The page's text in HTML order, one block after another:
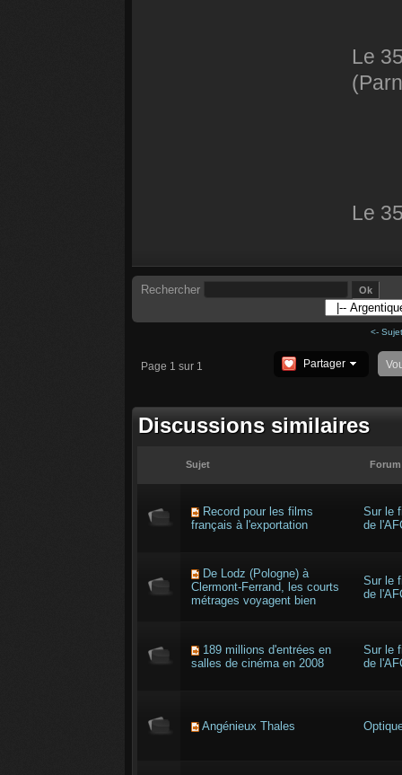
Le
Le
Rechercher
<-
Page 1 sur 1 Partager
Discussions similaires
Sujet Forum
Record pour les films
français à l'exportation
Sur le
de
De Lodz (Pologne) à
Clermont-Ferrand, les courts
métrages voyagent bien
Sur le
de
189 millions d'entrées en
salles de cinéma en 2008
Sur le
de
Angénieux Thales